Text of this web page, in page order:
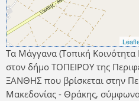
Τα Μάγγανα (Τοπική
στον δήμο ΤΟΠΕΙΡΟΥ της
ΞΑΝΘΗΣ που βρίσκεται στην
Μακεδονίας - Θράκης, σύμφωνα